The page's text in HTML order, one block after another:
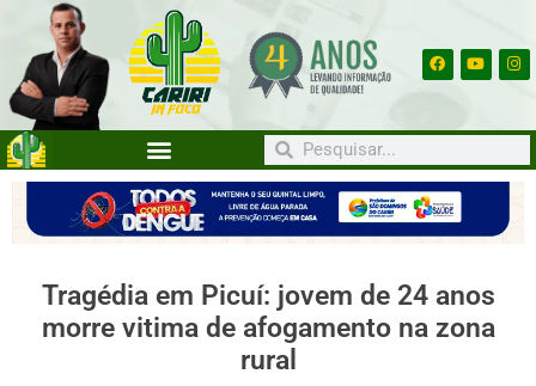
Tragédia em Picuí: jovem de 24 anos
morre vitima de afogamento na zona
rural